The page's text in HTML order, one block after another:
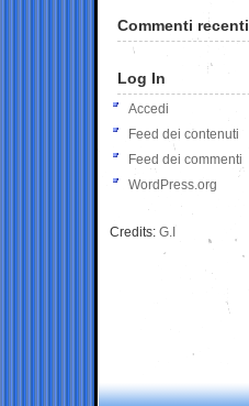
Commenti recenti
Log In
Accedi
Feed dei contenuti
Feed dei commenti
WordPress.org
Credits: G.I